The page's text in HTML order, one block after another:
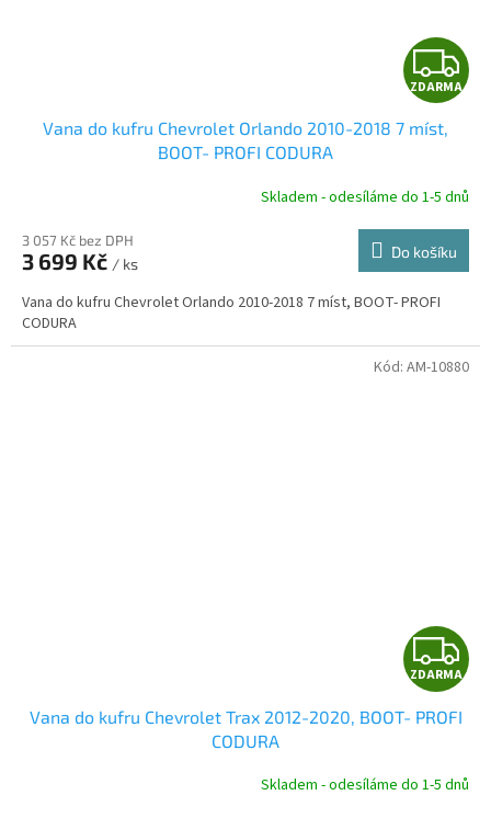
Z
D
R
ZDARMA
Vana do kufru Chevrolet Orlando 2010-2018 7 míst,
BOOT- PROFI CODURA
Skladem - odesíláme do 1-5 dnů
3 057 Kč bez DPH
3 699 Kč / ks
Do košíku
Vana do kufru Chevrolet Orlando 2010-2018 7 míst, BOOT- PROFI
CODURA
Z
D
R
ZDARMA
Vana do kufru Chevrolet Trax 2012-2020, BOOT- PROFI
CODURA
Skladem - odesíláme do 1-5 dnů
Kód: AM-10880